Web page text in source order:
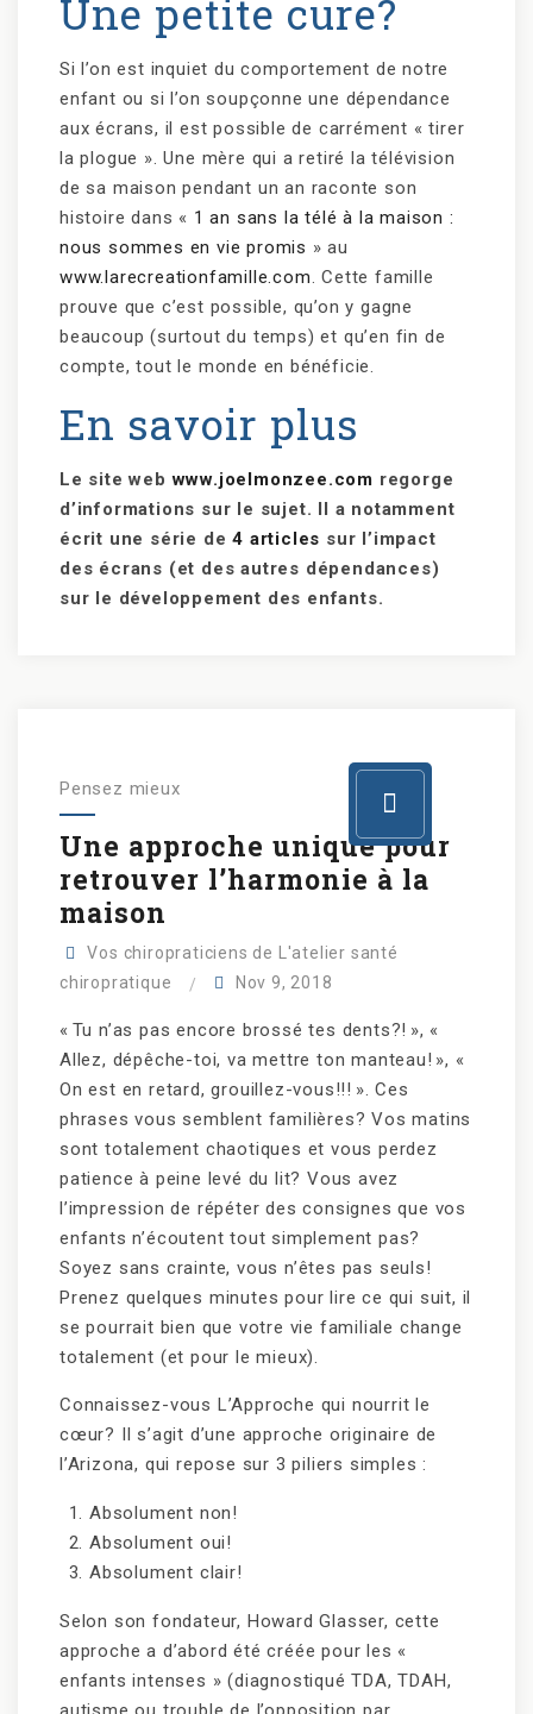
Une petite cure?
Si l’on est inquiet du comportement de notre
enfant ou si l’on soupçonne une dépendance
aux écrans, il est possible de carrément « tirer
la plogue ». Une mère qui a retiré la télévision
de sa maison pendant un an raconte son
histoire dans « 1 an sans la télé à la maison :
nous sommes en vie promis » au
www.larecreationfamille.com . Cette famille
prouve que c’est possible, qu’on y gagne
beaucoup (surtout du temps) et qu’en fin de
compte, tout le monde en bénéficie.
En savoir plus
Le site webwww.joelmonzee.com regorge
d’informations sur le sujet. Il a notamment
écrit une série de4 articles sur l’impact
des écrans (et des autres dépendances)
sur le développement des enfants.
Pensez mieux
Une approche unique pour
retrouver l’harmonie à la
maison
Vos chiropraticiens de L'atelier santé
chiropratique
Nov 9, 2018
« Tu n’as pas encore brossé tes dents?! », «
Allez, dépêche-toi, va mettre ton manteau! », «
On est en retard, grouillez-vous!!! ». Ces
phrases vous semblent familières? Vos matins
sont totalement chaotiques et vous perdez
patience à peine levé du lit? Vous avez
l’impression de répéter des consignes que vos
enfants n’écoutent tout simplement pas?
Soyez sans crainte, vous n’êtes pas seuls!
Prenez quelques minutes pour lire ce qui suit, il
se pourrait bien que votre vie familiale change
totalement (et pour le mieux).
Connaissez-vous L’Approche qui nourrit le
cœur? Il s’agit d’une approche originaire de
l’Arizona, qui repose sur 3 piliers simples :
Absolument non!
Absolument oui!
Absolument clair!
Selon son fondateur, Howard Glasser, cette
approche a d’abord été créée pour les «
enfants intenses » (diagnostiqué TDA, TDAH,